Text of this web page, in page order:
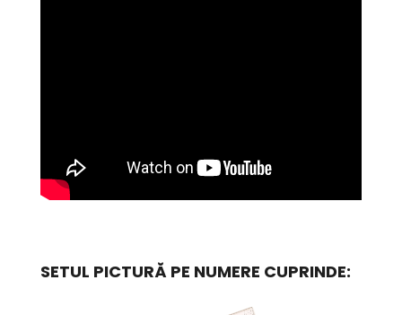
SETUL PICTURĂ PE NUMERE CUPRINDE: